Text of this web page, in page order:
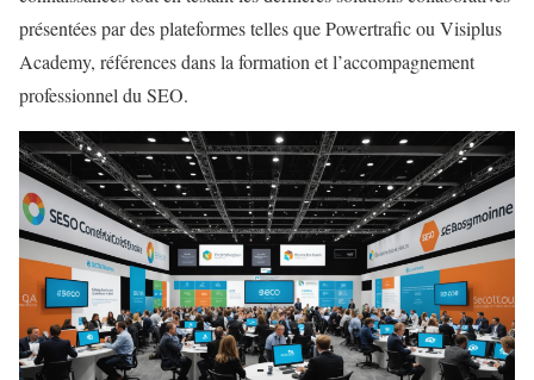
présentées par des plateformes telles que Powertrafic ou Visiplus
Academy, références dans la formation et l’accompagnement
professionnel du SEO.